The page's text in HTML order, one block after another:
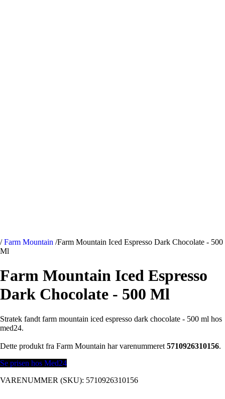
/ Farm Mountain /Farm Mountain Iced Espresso Dark Chocolate - 500
Ml
Farm Mountain Iced Espresso
Dark Chocolate - 500 Ml
Stratek fandt farm mountain iced espresso dark chocolate - 500 ml hos
med24.
Dette produkt fra Farm Mountain har varenummeret 5710926310156.
Se prisen hos Med24
VARENUMMER (SKU): 5710926310156